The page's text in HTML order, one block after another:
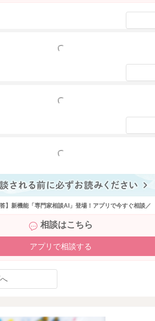
もっと見る
もっと見る
もっと見る
】新機能「専門家相談AI」登場！アプリで今すぐ相談／
相談はこちら
アプリで相談する
へ